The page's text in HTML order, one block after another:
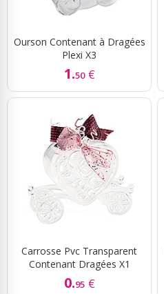
Ourson Contenant à Dragées
Plexi X3
1.50 €
Carrosse Pvc Transparent
Contenant Dragées X1
0.95 €